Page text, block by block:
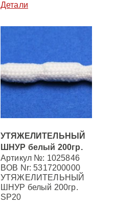
Детали
УТЯЖЕЛИТЕЛЬНЫЙ
ШНУР белый 200гр.
Артикул №: 1025846
BOB Nr: 5317200000
УТЯЖЕЛИТЕЛЬНЫЙ
ШНУР белый 200гр.
SP20